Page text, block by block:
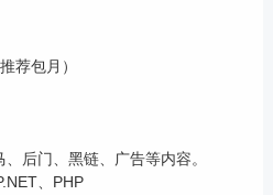
荐包月）
后门、黑链、广告等内容。
、PHP